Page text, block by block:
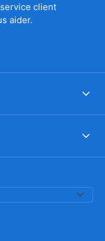
client
aider.